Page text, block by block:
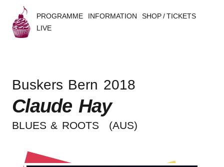
s
k
e
PROGRAMME INFORMATION
SHOP / TICKETS
LIVE
Buskers Bern 2018
Claude Hay
BLUES & ROOTS (AUS)